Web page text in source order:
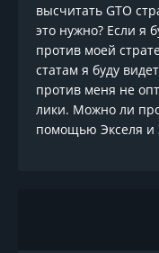
высчитать GTO
это нужно? Если я
против моей
статам я буду
против меня не
лики. Можно ли
помощью Экселя и